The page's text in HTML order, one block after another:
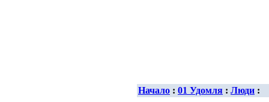
Начало : 01 Удомля : Люди :